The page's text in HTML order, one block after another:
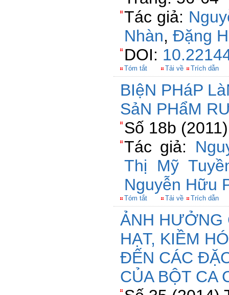
Tác giả:
Nhàn, Đặng
DOI:
Tóm tắt Tải về Trích dẫn
BIệN PHáP
SảN PHẩM
Số 18b
Tác giả:
Thị Mỹ
Nguyễn Hữu
Tóm tắt Tải về Trích dẫn
ẢNH HƯỞNG
HẠT, KIỀM
ĐẾN CÁC
CỦA BỘT CA